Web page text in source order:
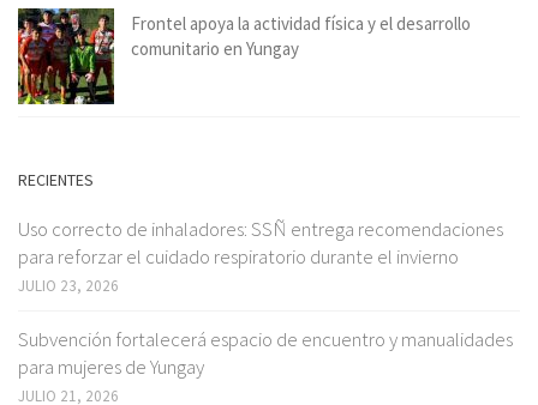
Frontel apoya la actividad física y el desarrollo
comunitario en Yungay
RECIENTES
Uso correcto de inhaladores: SSÑ entrega recomendaciones
para reforzar el cuidado respiratorio durante el invierno
JULIO 23, 2026
Subvención fortalecerá espacio de encuentro y manualidades
para mujeres de Yungay
JULIO 21, 2026